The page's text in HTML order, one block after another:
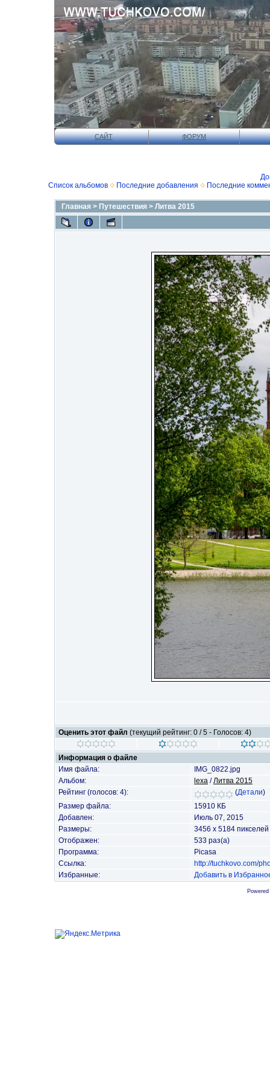
САЙТ ФОРУМ
Список альбомов
Последние добавления Последние
Главная > Путешествия > Литва 2015
Оценить этот файл (текущий рейтинг: 0 / 5 - Голосов: 4)
Информация о файле
Имя файла:
IMG_0822.jpg
Альбом:
lexa /Литва 2015
Рейтинг (голосов: 4):
(Детали)
Размер файла:
15910 КБ
Добавлен:
Июль 07, 2015
Размеры:
3456 x 5184 пикселей
Отображен:
533 раз(а)
Программа:
Picasa
Ссылка:
http://tuchkovo.com/
Избранные:
Добавить в